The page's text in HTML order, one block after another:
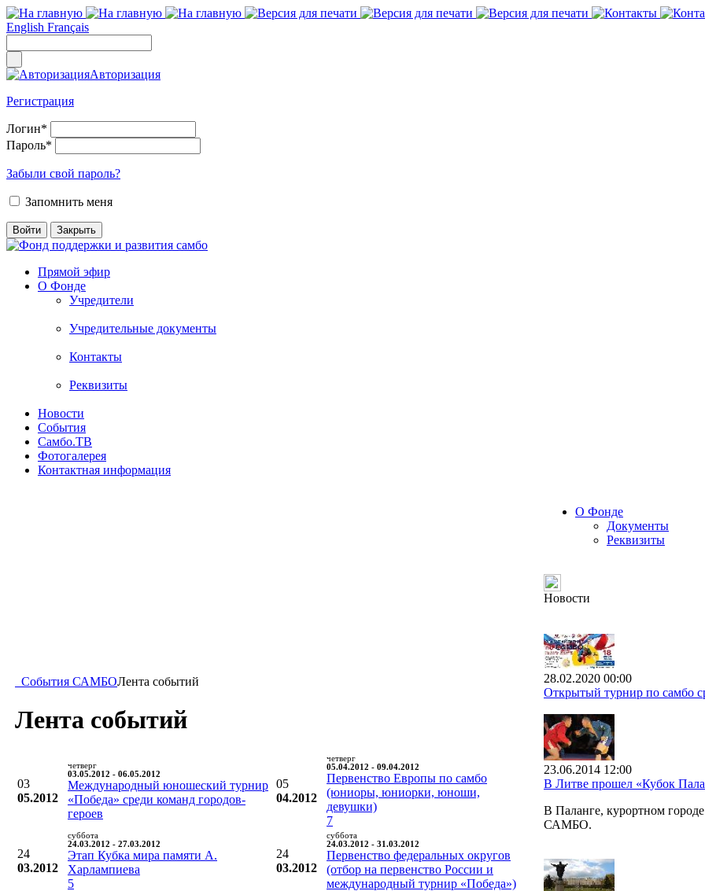
English Français
Авторизация
Регистрация
Логин*
Пароль*
Забыли свой пароль?
Запомнить меня
Прямой эфир
О Фонде
Учредители
Учредительные документы
Контакты
Реквизиты
Новости
События
Самбо.ТВ
Фотогалерея
Контактная информация
События САМБОЛента событий
Лента событий
03
05.2012
четверг
03.05.2012 - 06.05.2012
Международный юношеский турнир
«Победа» среди команд городов-
героев
05
04.2012
четверг
05.04.2012 - 09.04.2012
Первенство Европы по самбо
(юниоры, юниорки, юноши,
девушки)
7
24
03.2012
суббота
24.03.2012 - 27.03.2012
Этап Кубка мира памяти А.
Харлампиева
5
24
03.2012
суббота
24.03.2012 - 31.03.2012
Первенство федеральных округов
(отбор на первенство России и
международный турнир «Победа»)
О Фонде
Документы
Реквизиты
Новости
28.02.2020 00:00
Открытый турнир по самбо
23.06.2014 12:00
В Литве прошел «Кубок
В Паланге, курортном
САМБО.